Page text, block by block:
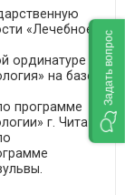
«Лечебное
ординатуре
на базе
программе
г. Чита
Задать вопрос